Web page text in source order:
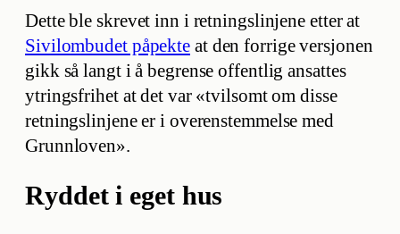
Dette ble skrevet inn i retningslinjene etter at
Sivilombudet påpekte at den forrige versjonen
gikk så langt i å begrense offentlig ansattes
ytringsfrihet at det var «tvilsomt om disse
retningslinjene er i overenstemmelse med
Grunnloven».
Ryddet i eget hus